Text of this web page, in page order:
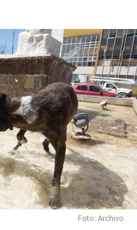
Foto: Archivo.